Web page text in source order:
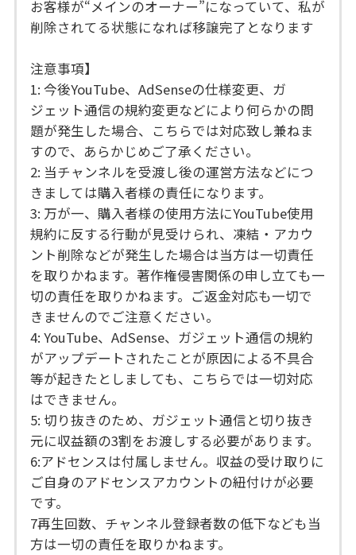
お客様が“メインのオーナー”になっていて、私が
削除されてる状態になれば移譲完了となります
注意事項】
1: 今後YouTube、AdSenseの仕様変更、ガ
ジェット通信の規約変更などにより何らかの問
題が発生した場合、こちらでは対応致し兼ねま
すので、あらかじめご了承ください。
2: 当チャンネルを受渡し後の運営方法などにつ
きましては購入者様の責任になります。
3: 万が一、購入者様の使用方法にYouTube使用
規約に反する行動が見受けられ、凍結・アカウ
ント削除などが発生した場合は当方は一切責任
を取りかねます。著作権侵害関係の申し立ても一
切の責任を取りかねます。ご返金対応も一切で
きませんのでご注意ください。
4: YouTube、AdSense、ガジェット通信の規約
がアップデートされたことが原因による不具合
等が起きたとしましても、こちらでは一切対応
はできません。
5: 切り抜きのため、ガジェット通信と切り抜き
元に収益額の3割をお渡しする必要があります。
6:アドセンスは付属しません。収益の受け取りに
ご自身のアドセンスアカウントの紐付けが必要
です。
7再生回数、チャンネル登録者数の低下なども当
方は一切の責任を取りかねます。